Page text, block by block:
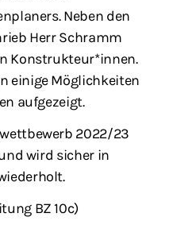
Neben den
Herr Schramm
Konstrukteur*innen.
einige Möglichkeiten
aufgezeigt.
2022/23
wird sicher in
BZ 10c)